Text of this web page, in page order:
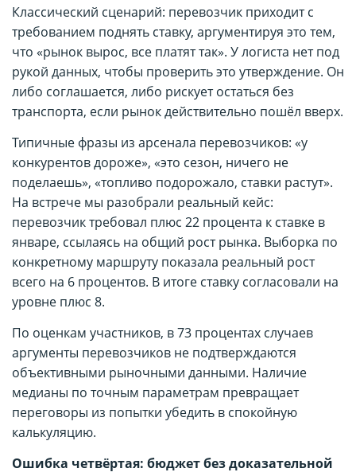
Классический сценарий: перевозчик приходит с
требованием поднять ставку, аргументируя это тем,
что «рынок вырос, все платят так». У логиста нет под
рукой данных, чтобы проверить это утверждение. Он
либо соглашается, либо рискует остаться без
транспорта, если рынок действительно пошёл вверх.
Типичные фразы из арсенала перевозчиков: «у
конкурентов дороже», «это сезон, ничего не
поделаешь», «топливо подорожало, ставки растут».
На встрече мы разобрали реальный кейс:
перевозчик требовал плюс 22 процента к ставке в
январе, ссылаясь на общий рост рынка. Выборка по
конкретному маршруту показала реальный рост
всего на 6 процентов. В итоге ставку согласовали на
уровне плюс 8.
По оценкам участников, в 73 процентах случаев
аргументы перевозчиков не подтверждаются
объективными рыночными данными. Наличие
медианы по точным параметрам превращает
переговоры из попытки убедить в спокойную
калькуляцию.
Ошибка четвёртая: бюджет без доказательной